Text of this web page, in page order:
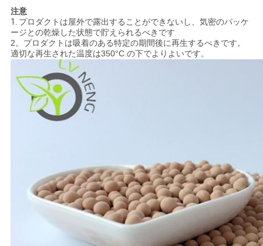
頼
す
る
POLICY
注意
1. プロダクトは屋外で露出することができないし、気密のパッケ
ージとの乾燥した状態で貯えられるべきです
2。プロダクトは吸着のある特定の期間後に再生するべきです。
適切な再生された温度は350°C.の下でよりよいです。